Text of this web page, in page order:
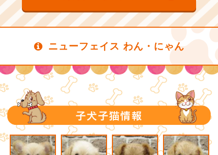
ニューフェイス わん・にゃん